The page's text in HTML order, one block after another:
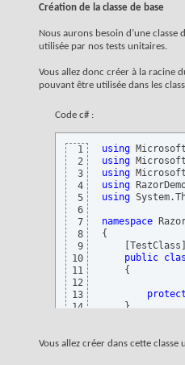
17
19
</ItemGroup
</Project >
Création de la classe de base
Nous aurons besoin d’une
utilisée par nos tests unitaires.
Vous allez donc créer à la racine
pouvant être utilisée dans les
Code c# :
1
2
3
4
5
6
7
8
9
10
11
12
13
14
using
using
using
using
using
namespace
{
TestClass
public
{
}
Vous allez créer dans cette